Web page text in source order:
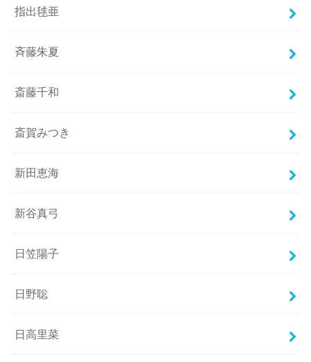
指出毬亜
斉藤朱夏
斎藤千和
斎賀みつき
新田恵海
新谷真弓
日笠陽子
日野聡
日高里菜